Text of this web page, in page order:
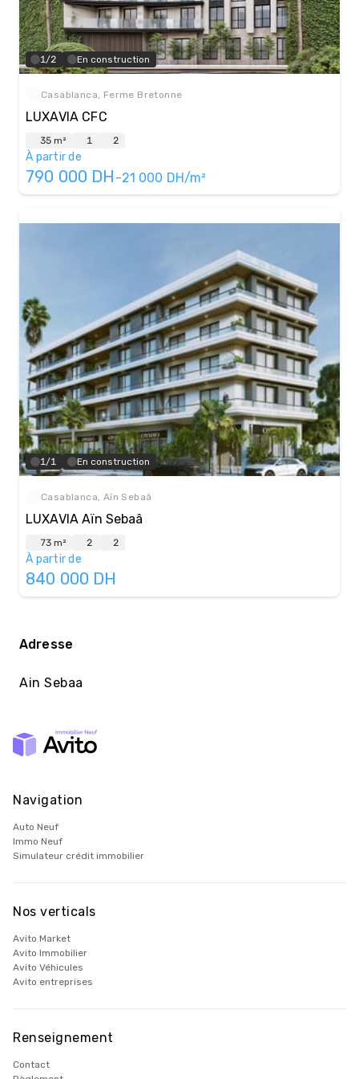
1/2 En construction
Casablanca, Ferme Bretonne
LUXAVIA CFC
35 m² 1 2
À partir de
790 000 DH -21 000 DH/m²
1/1 En construction
Casablanca, Aïn Sebaâ
LUXAVIA Aïn Sebaâ
73 m² 2 2
À partir de
840 000 DH
Adresse
Ain Sebaa
Navigation
Auto Neuf
Immo Neuf
Simulateur crédit immobilier
Nos verticals
Avito Market
Avito Immobilier
Avito Véhicules
Avito entreprises
Renseignement
Contact